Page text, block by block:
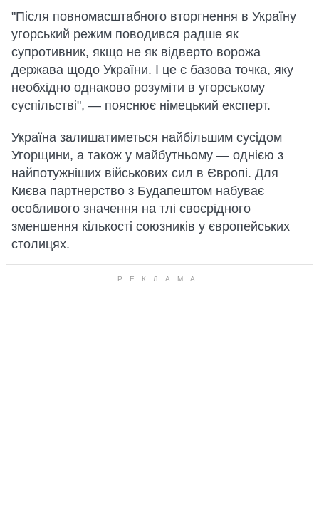
"Після повномасштабного вторгнення в Україну
угорський режим поводився радше як
супротивник, якщо не як відверто ворожа
держава щодо України. І це є базова точка, яку
необхідно однаково розуміти в угорському
суспільстві", — пояснює німецький експерт.
Україна залишатиметься найбільшим сусідом
Угорщини, а також у майбутньому — однією з
найпотужніших військових сил в Європі. Для
Києва партнерство з Будапештом набуває
особливого значення на тлі своєрідного
зменшення кількості союзників у європейських
столицях.